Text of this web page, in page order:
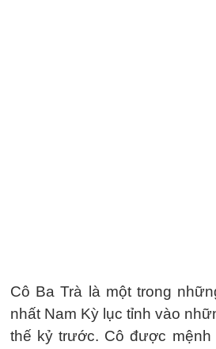
Cô Ba Trà là một trong
nhất Nam Kỳ lục tỉnh vào
thế kỷ trước. Cô được mệnh